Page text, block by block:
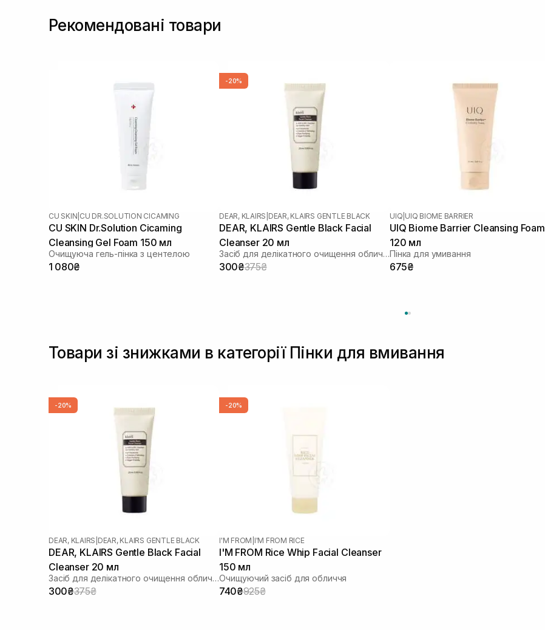
Рекомендовані товари
CU SKIN CU DR.SOLUTION CICAMING
CU SKIN Dr.Solution Cicaming
Cleansing Gel Foam 150 мл
Очищуюча гель-пінка з центелою
1 080₴
-20%
DEAR, KLAIRS DEAR, KLAIRS GENTLE BLACK
DEAR, KLAIRS Gentle Black Facial
Cleanser 20 мл
Засіб для делікатного очищення обличчя
300₴375₴
UIQ UIQ BIOME BARRIER
UIQ Biome Barrier Cleansing Foam
120 мл
Пінка для умивання
675₴
Товари зі знижками в категорії Пінки для вмивання
-20%
DEAR, KLAIRS DEAR, KLAIRS GENTLE BLACK
DEAR, KLAIRS Gentle Black Facial
Cleanser 20 мл
Засіб для делікатного очищення обличчя
300₴375₴
-20%
I'M FROM I'M FROM RICE
I'M FROM Rice Whip Facial Cleanser
150 мл
Очищуючий засіб для обличчя
740₴925₴